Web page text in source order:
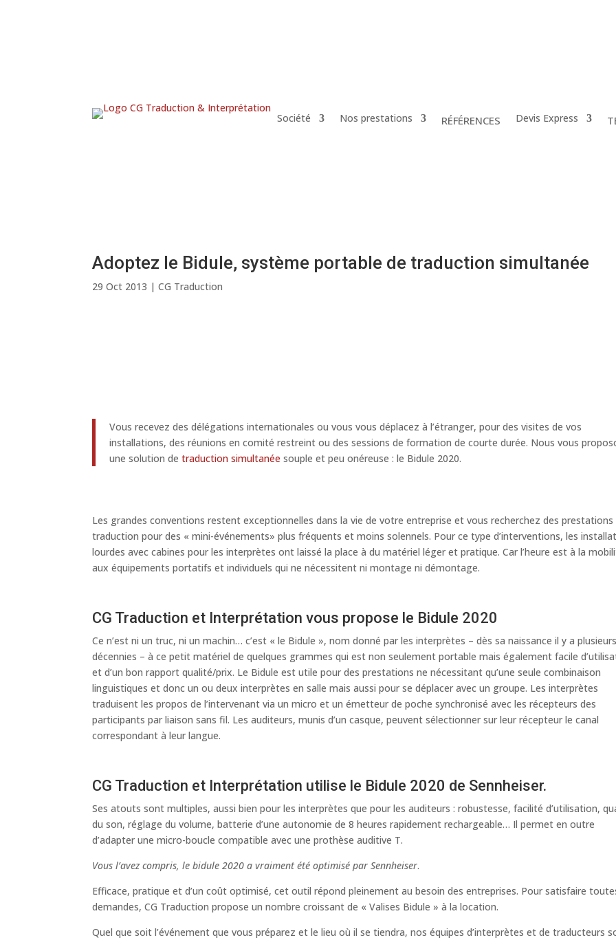
Société Nos prestations RÉFÉRENCES Devis Express
Adoptez le Bidule, système portable de traduction simultanée
29 Oct 2013 |CG Traduction
Vous recevez des délégations internationales ou vous vous déplacez à l’étranger, pour des visites de vos
installations, des réunions en comité restreint ou des sessions de formation de courte durée. Nous vous
une solution detraduction simultanée souple et peu onéreuse : le Bidule 2020.
Les grandes conventions restent exceptionnelles dans la vie de votre entreprise et vous recherchez des prestations
traduction pour des « mini-événements» plus fréquents et moins solennels. Pour ce type d’interventions, les
lourdes avec cabines pour les interprètes ont laissé la place à du matériel léger et pratique. Car l’heure est à la
aux équipements portatifs et individuels qui ne nécessitent ni montage ni démontage.
CG Traduction et Interprétation vous propose le Bidule 2020
Ce n’est ni un truc, ni un machin… c’est « le Bidule », nom donné par les interprètes – dès sa naissance il y a plusieurs
décennies – à ce petit matériel de quelques grammes qui est non seulement portable mais également facile
et d’un bon rapport qualité/prix. Le Bidule est utile pour des prestations ne nécessitant qu’une seule combinaison
linguistiques et donc un ou deux interprètes en salle mais aussi pour se déplacer avec un groupe. Les interprètes
traduisent les propos de l’intervenant via un micro et un émetteur de poche synchronisé avec les récepteurs des
participants par liaison sans fil. Les auditeurs, munis d’un casque, peuvent sélectionner sur leur récepteur le canal
correspondant à leur langue.
CG Traduction et Interprétation utilise le Bidule 2020 de Sennheiser.
Ses atouts sont multiples, aussi bien pour les interprètes que pour les auditeurs : robustesse, facilité d’utilisation,
du son, réglage du volume, batterie d’une autonomie de 8 heures rapidement rechargeable… Il permet en outre
d’adapter une micro-boucle compatible avec une prothèse auditive T.
Vous l’avez compris, le bidule 2020 a vraiment été optimisé par Sennheiser.
Efficace, pratique et d’un coût optimisé, cet outil répond pleinement au besoin des entreprises. Pour satisfaire
demandes, CG Traduction propose un nombre croissant de « Valises Bidule » à la location.
Quel que soit l’événement que vous préparez et le lieu où il se tiendra, nos équipes d’interprètes et de traducteurs